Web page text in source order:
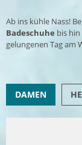
Ab ins kühle Nass!
Badeschuhe bis hin
gelungenen Tag am
DAMEN